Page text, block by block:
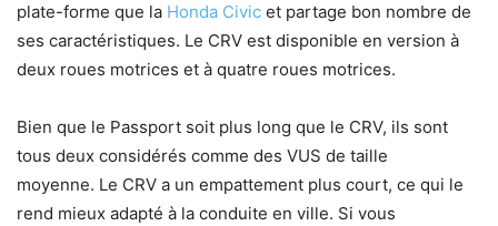
plate-forme que la Honda Civic et partage bon nombre de
ses caractéristiques. Le CRV est disponible en version à
deux roues motrices et à quatre roues motrices.
Bien que le Passport soit plus long que le CRV, ils sont
tous deux considérés comme des VUS de taille
moyenne. Le CRV a un empattement plus court, ce qui le
rend mieux adapté à la conduite en ville. Si vous